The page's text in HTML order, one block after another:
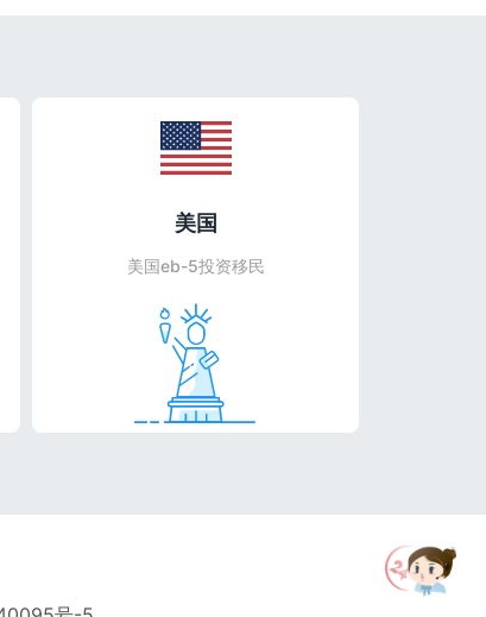
美国
美国eb-5投资移民